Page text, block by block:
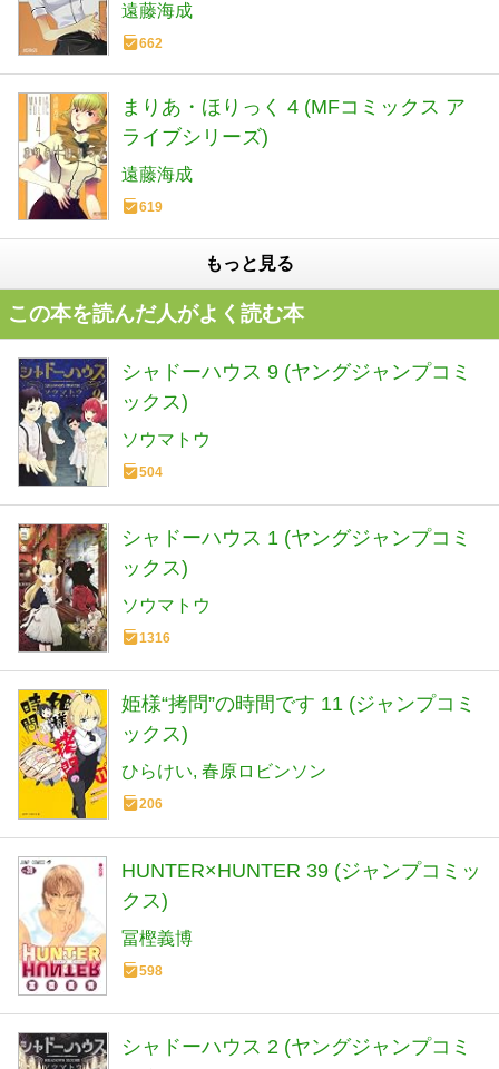
遠藤海成
662
まりあ・ほりっく 4 (MFコミックス ア
ライブシリーズ)
遠藤海成
619
もっと見る
この本を読んだ人がよく読む本
シャドーハウス 9 (ヤングジャンプコミ
ックス)
ソウマトウ
504
シャドーハウス 1 (ヤングジャンプコミ
ックス)
ソウマトウ
1316
姫様“拷問”の時間です 11 (ジャンプコミ
ックス)
ひらけい 春原ロビンソン
206
HUNTER×HUNTER 39 (ジャンプコミッ
クス)
冨樫義博
598
シャドーハウス 2 (ヤングジャンプコミ